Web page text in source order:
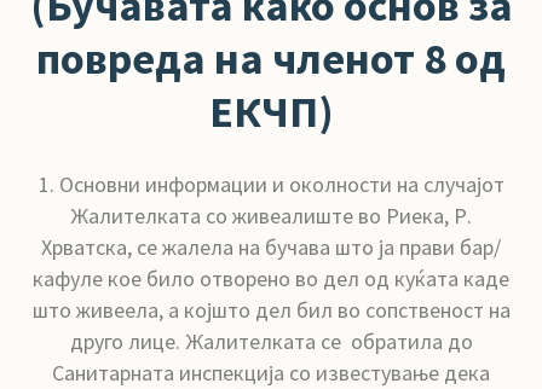
повреда на членот 8 од
ЕКЧП)
1. Основни информации и околности на случајот
Жалителката со живеалиште во Риека, Р.
Хрватска, се жалела на бучава што ја прави бар/
кафуле кое било отворено во дел од куќата каде
што живеела, а којшто дел бил во сопственост на
друго лице. Жалителката се обратила до
Санитарната инспекција со известување дека